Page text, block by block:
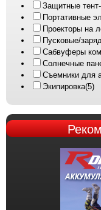
Защитные
Портативные
Проекторы на
Пусковые/
Сабвуферы
Солнечные
Съемники для
Экипировка(5)